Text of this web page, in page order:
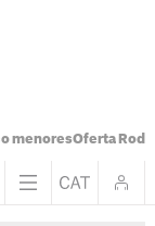
menoresOferta